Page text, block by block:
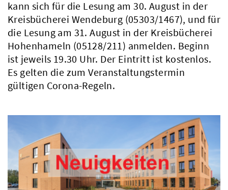
kann sich für die Lesung am 30. August in der
Kreisbücherei Wendeburg (05303/1467), und für
die Lesung am 31. August in der Kreisbücherei
Hohenhameln (05128/211) anmelden. Beginn
ist jeweils 19.30 Uhr. Der Eintritt ist kostenlos.
Es gelten die zum Veranstaltungstermin
gültigen Corona-Regeln.